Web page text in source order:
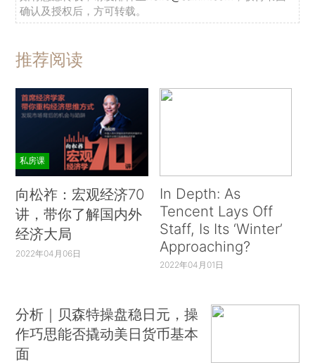
确认及授权后，方可转载。
推荐阅读
私房课
向松祚：宏观经济70
讲，带你了解国内外
经济大局
2022年04月06日
In Depth: As
Tencent Lays Off
Staff, Is Its ‘Winter’
Approaching?
2022年04月01日
分析｜贝森特操盘稳日元，操
作巧思能否撬动美日货币基本
面